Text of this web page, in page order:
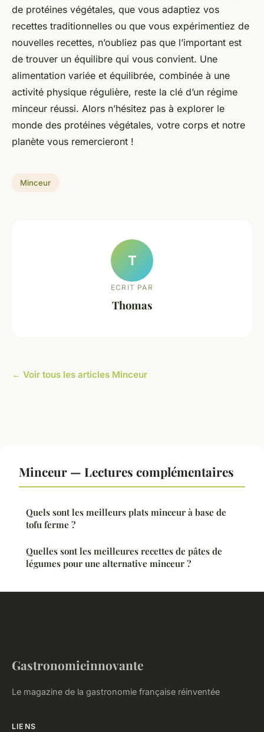
de protéines végétales, que vous adaptiez vos
recettes traditionnelles ou que vous expérimentiez de
nouvelles recettes, n’oubliez pas que l’important est
de trouver un équilibre qui vous convient. Une
alimentation variée et équilibrée, combinée à une
activité physique régulière, reste la clé d’un régime
minceur réussi. Alors n’hésitez pas à explorer le
monde des protéines végétales, votre corps et notre
planète vous remercieront !
Minceur
T
ECRIT PAR
Thomas
← Voir tous les articles Minceur
Minceur — Lectures complémentaires
Quels sont les meilleurs plats minceur à base de
tofu ferme ?
Quelles sont les meilleures recettes de pâtes de
légumes pour une alternative minceur ?
Gastronomieinnovante
Le magazine de la gastronomie française réinventée
LIENS